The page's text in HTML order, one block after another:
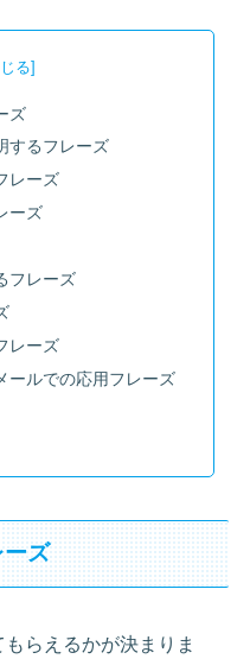
ズ
するフレーズ
レーズ
ーズ
フレーズ
レーズ
ールでの応用フレーズ
ズ
らえるかが決まりま